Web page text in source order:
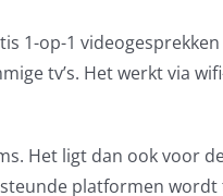
1-op-1
tv’s. Het werkt via
Het ligt dan ook voor
platformen wordt